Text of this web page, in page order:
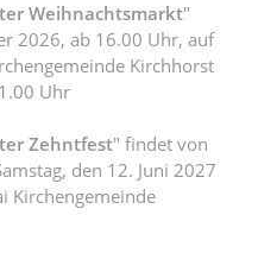
Weihnachtsmarkt"
2026, ab 16.00 Uhr, auf
Kirchhorst
Uhr
Zehntfest" findet von
den 12. Juni 2027
Kirchengemeinde